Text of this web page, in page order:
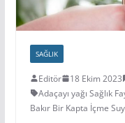
SAĞLIK
Editör 18 Ekim 2023
Adaçayı yağı Sağlık
Bakır Bir Kapta İçme